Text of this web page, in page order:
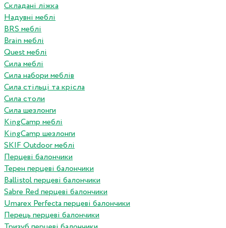
Складані ліжка
Надувні меблі
BRS меблі
Brain меблі
Quest меблі
Сила меблі
Сила набори меблів
Сила стільці та крісла
Сила столи
Сила шезлонги
KingCamp меблі
KingCamp шезлонги
SKIF Outdoor меблі
Перцеві балончики
Терен перцеві балончики
Ballistol перцеві балончики
Sabre Red перцеві балончики
Umarex Perfecta перцеві балончики
Перець перцеві балончики